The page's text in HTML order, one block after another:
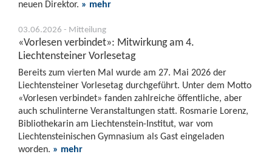
neuen Direktor. » mehr
03.06.2026 - Mitteilung
«Vorlesen verbindet»: Mitwirkung am 4.
Liechtensteiner Vorlesetag
Bereits zum vierten Mal wurde am 27. Mai 2026 der
Liechtensteiner Vorlesetag durchgeführt. Unter dem Motto
«Vorlesen verbindet» fanden zahlreiche öffentliche, aber
auch schulinterne Veranstaltungen statt. Rosmarie Lorenz,
Bibliothekarin am Liechtenstein-Institut, war vom
Liechtensteinischen Gymnasium als Gast eingeladen
worden. » mehr